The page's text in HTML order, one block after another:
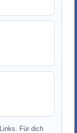
Für dich